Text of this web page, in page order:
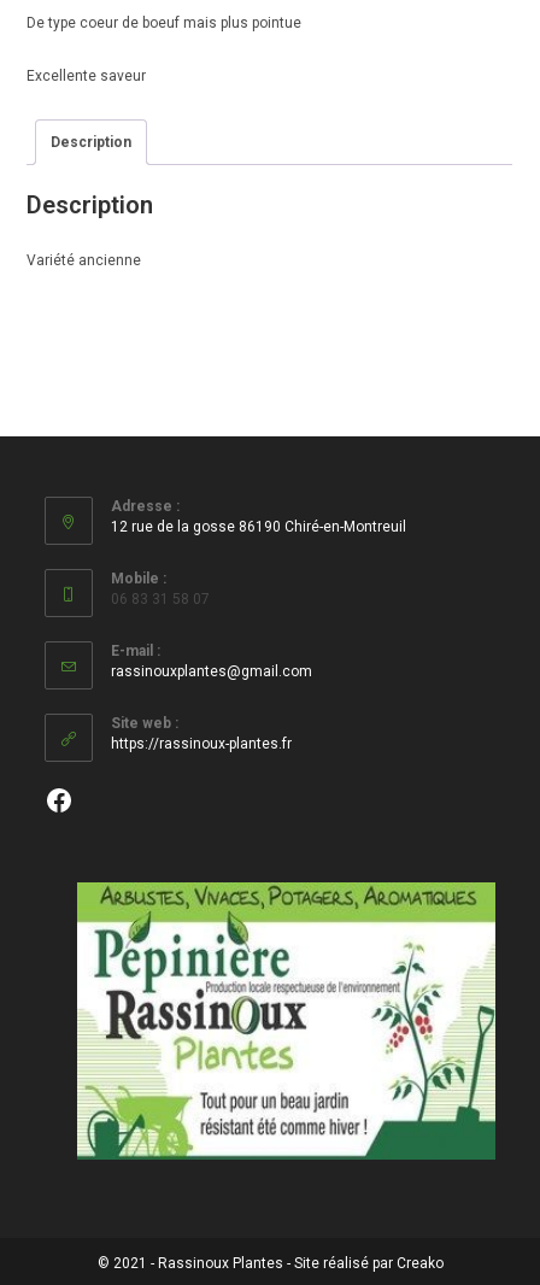
De type coeur de boeuf mais plus pointue
Excellente saveur
Description
Description
Variété ancienne
Adresse :
12 rue de la gosse 86190 Chiré-en-Montreuil
Mobile :
06 83 31 58 07
E-mail :
rassinouxplantes@gmail.com
Site web :
https://rassinoux-plantes.fr
Facebook
© 2021 - Rassinoux Plantes - Site réalisé par Creako